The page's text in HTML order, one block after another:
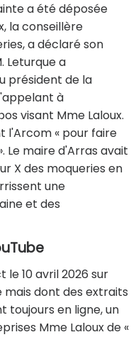
a été déposée
la conseillère
a déclaré son
Leturque a
président de la
à
visant Mme Laloux.
l'Arcom « pour faire
Le maire d'Arras avait
X des moqueries en
une
et des
le 10 avril 2026 sur
mais dont des extraits
toujours en ligne, un
Mme Laloux de «